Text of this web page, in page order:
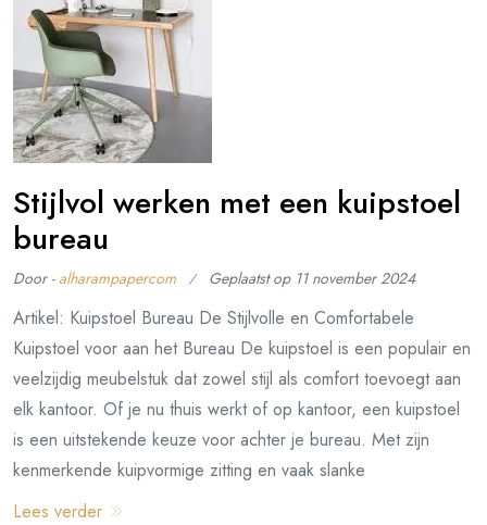
Stijlvol werken met een kuipstoel
bureau
Door - alharampapercom Geplaatst op 11 november 2024
Artikel: Kuipstoel Bureau De Stijlvolle en Comfortabele
Kuipstoel voor aan het Bureau De kuipstoel is een populair en
veelzijdig meubelstuk dat zowel stijl als comfort toevoegt aan
elk kantoor. Of je nu thuis werkt of op kantoor, een kuipstoel
is een uitstekende keuze voor achter je bureau. Met zijn
kenmerkende kuipvormige zitting en vaak slanke
Lees verder